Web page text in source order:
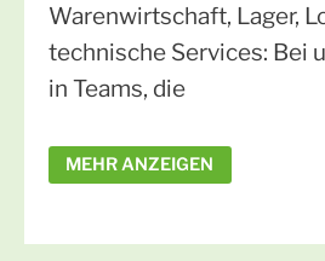
Warenwirtschaft, Lager,
technische Services: Bei
in Teams, die
gemeinsam anpacken
MEHR ANZEIGEN